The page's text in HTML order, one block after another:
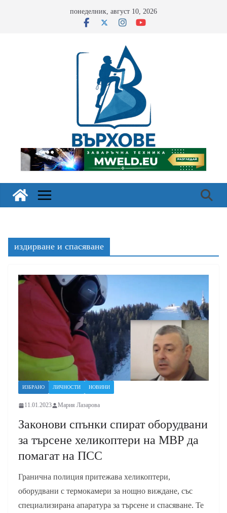
понеделник, август 10, 2026
издирване и спасяване
ИЗБРАНО ЛИЧНОСТИ НОВИНИ
11.01.2023 Мария Лазарова
Законови спънки спират оборудвани
за търсене хеликоптери на МВР да
помагат на ПСС
Гранична полиция притежава хеликоптери,
оборудвани с термокамери за нощно виждане, със
специализирана апаратура за търсене и спасяване. Те